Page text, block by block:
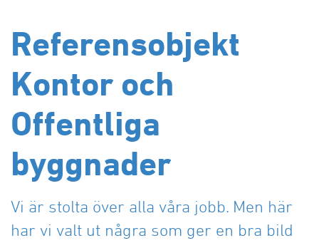
Tips för eget brandskydd
Våra områden och fastigheter
Bostadsrätter till salu
BRF Nygård 3 (Hesseborns etapp 2)
BRF Dal-Jerk etapp 2
Tomter till salu
Förrådsplatser
Företagsforum
Företagsforum Rättvik
Våra områden och fastigheter
Samverkansentreprenad och Partnering
Projektutveckling och Samhällsbyggnad
Sälen
Byggservice privatpersoner
Försäkringsskador
Byggservice för företag
Reklamationer
Malung
Vansbro
Offertförfrågan
Tidigare måleriprojekt
Referensobjekt
Kontor och
Offentliga
byggnader
Vi är stolta över alla våra jobb. Men här
har vi valt ut några som ger en bra bild